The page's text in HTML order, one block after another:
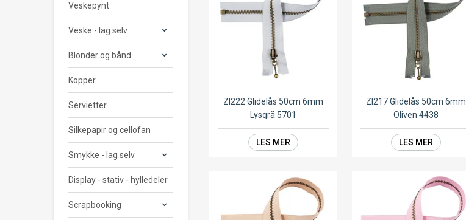
Veskepynt
Veske - lag selv
Blonder og bånd
Kopper
Servietter
Silkepapir og cellofan
Smykke - lag selv
Display - stativ - hylledeler
Scrapbooking
ZI222 Glidelås 50cm 6mm
Lysgrå 5701
LES MER
ZI217 Glidelås 50cm 6mm
Oliven 4438
LES MER